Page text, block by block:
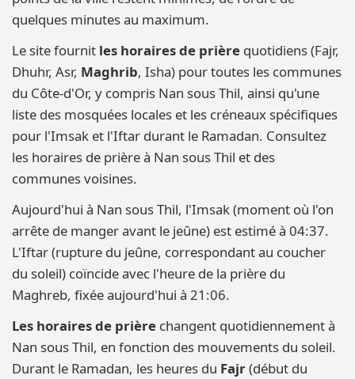
quelques minutes au maximum.
Le site fournit les horaires de prière quotidiens (Fajr,
Dhuhr, Asr, Maghrib, Isha) pour toutes les communes
du Côte-d'Or, y compris Nan sous Thil, ainsi qu'une
liste des mosquées locales et les créneaux spécifiques
pour l'Imsak et l'Iftar durant le Ramadan. Consultez
les horaires de prière à Nan sous Thil et des
communes voisines.
Aujourd'hui à Nan sous Thil, l'Imsak (moment où l'on
arrête de manger avant le jeûne) est estimé à 04:37.
L'Iftar (rupture du jeûne, correspondant au coucher
du soleil) coïncide avec l'heure de la prière du
Maghreb, fixée aujourd'hui à 21:06.
Les horaires de prière changent quotidiennement à
Nan sous Thil, en fonction des mouvements du soleil.
Durant le Ramadan, les heures du Fajr(début du